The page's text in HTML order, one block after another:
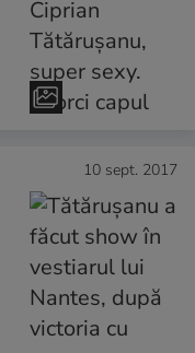
10 sept. 2017